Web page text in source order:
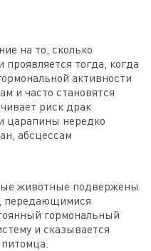
на то, сколько
тогда, когда
активности
и часто становятся
риск драк
царапины нередко
абсцессам
животные подвержены
передающимися
гормональный
и сказывается